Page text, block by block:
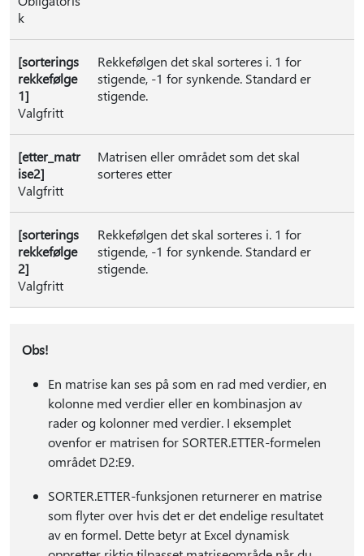
k
[sorterings
rekkefølge
1]
Valgfritt
Rekkefølgen det skal sorteres i. 1 for
stigende, -1 for synkende. Standard er
stigende.
[etter_matr
ise2]
Valgfritt
Matrisen eller området som det skal
sorteres etter
[sorterings
rekkefølge
2]
Valgfritt
Rekkefølgen det skal sorteres i. 1 for
stigende, -1 for synkende. Standard er
stigende.
Obs!
En matrise kan ses på som en rad med verdier, en
kolonne med verdier eller en kombinasjon av
rader og kolonner med verdier. I eksemplet
ovenfor er matrisen for SORTER.ETTER-formelen
området D2:E9.
SORTER.ETTER-funksjonen returnerer en matrise
som flyter over hvis det er det endelige resultatet
av en formel. Dette betyr at Excel dynamisk